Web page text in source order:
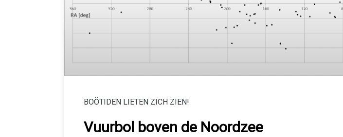
BOÖTIDEN LIETEN ZICH ZIEN!
Vuurbol boven de Noordzee